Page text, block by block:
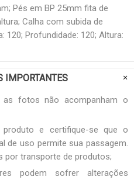
Pés em BP 25mm fita de
Calha com subida de
120; Profundidade: 120; Altura:
IMPORTANTES
as fotos não acompanham o
e certifique-se que o
de uso permite sua passagem.
por transporte de produtos;
podem sofrer alterações